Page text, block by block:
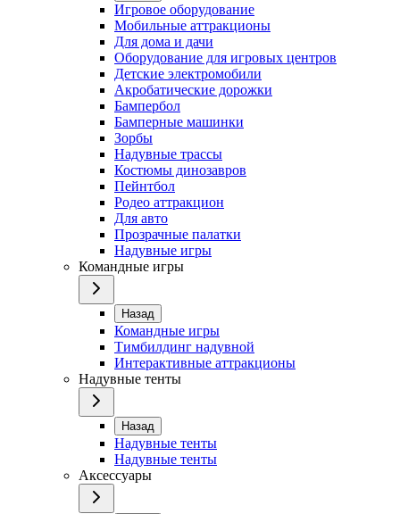
Игровое оборудование
Мобильные аттракционы
Для дома и дачи
Оборудование для игровых центров
Детские электромобили
Акробатические дорожки
Бампербол
Бамперные машинки
Зорбы
Надувные трассы
Костюмы динозавров
Пейнтбол
Родео аттракцион
Для авто
Прозрачные палатки
Надувные игры
Командные игры
Назад
Командные игры
Тимбилдинг надувной
Интерактивные аттракционы
Надувные тенты
Назад
Надувные тенты
Надувные тенты
Аксессуары